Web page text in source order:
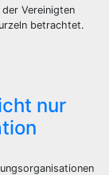
Vereinigten
betrachtet.
nur